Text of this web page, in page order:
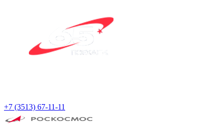
+7 (3513) 67-11-11